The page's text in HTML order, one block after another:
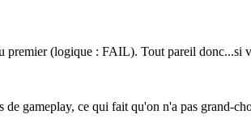
premier (logique : FAIL). Tout pareil donc...si
gameplay, ce qui fait qu'on n'a pas grand-